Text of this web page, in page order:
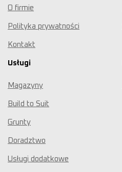
O firmie
Polityka prywatności
Kontakt
Usługi
Magazyny
Build to Suit
Grunty
Doradztwo
Usługi dodatkowe